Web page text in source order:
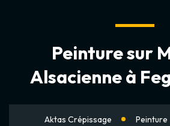
Peinture sur
Alsacienne à
Aktas Crépissage Peinture